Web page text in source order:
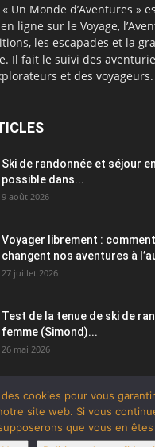
Un Monde d’Aventures »
ligne sur le Voyage,
les escapades et la
Il fait le suivi des
et des voyageurs.
Ski de randonnée et séjour
possible dans...
9 août 2026
Voyager librement :
changent nos aventures à
27 juillet 2026
Test de la tenue de ski de
femme (Simond)...
26 mai 2026
cookies pour vous
site web. Si vous
que vous en